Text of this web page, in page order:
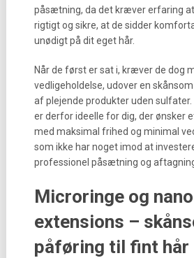
påsætning, da det kræver erfaring
rigtigt og sikre, at de sidder
unødigt på dit eget hår.
Når de først er sat i, kræver de dog
vedligeholdelse, udover en
af plejende produkter uden
er derfor ideelle for dig, der ønsker
med maksimal frihed og minimal
som ikke har noget imod at
professionel påsætning og
Microringe og nano
extensions –
påføring til fint hår